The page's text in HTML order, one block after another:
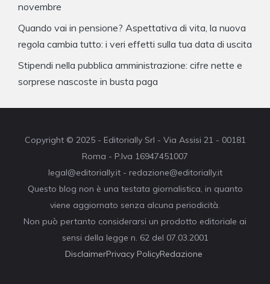
novembre
Quando vai in pensione? Aspettativa di vita, la nuova
regola cambia tutto: i veri effetti sulla tua data di uscita
Stipendi nella pubblica amministrazione: cifre nette e
sorprese nascoste in busta paga
Copyright © 2025 - Editorially Srl - Via Assisi 21 - 00181
Roma - P.Iva 16947451007
legal@editorially.it - redazione@editorially.it
Questo blog non è una testata giornalistica, in quanto
viene aggiornato senza alcuna periodicità.
Non può pertanto considerarsi un prodotto editoriale ai
sensi della legge n. 62 del 07.03.2001
DisclaimerPrivacy PolicyRedazione